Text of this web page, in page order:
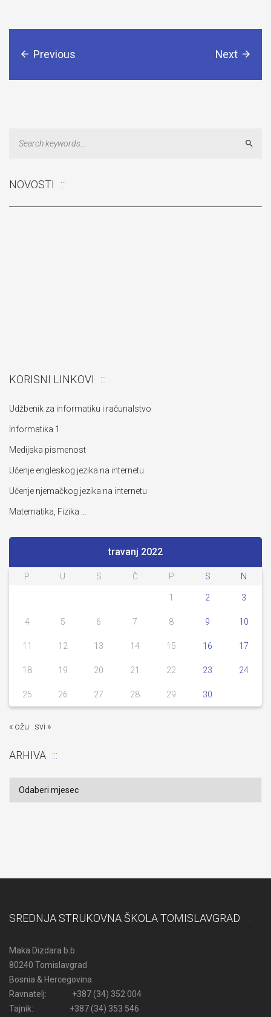
Previous Next
NOVOSTI
KORISNI LINKOVI
Udžbenik za informatiku i računalstvo
Informatika 1
Medijska pismenost
Učenje engleskog jezika na internetu
Učenje njemačkog jezika na internetu
Matematika, Fizika …
travanj 2022
P U S Č P S N
1 2 3
4 5 6 7 8 9 10
11 12 13 14 15 16 17
18 19 20 21 22 23 24
25 26 27 28 29 30
« ožu svi »
ARHIVA
SREDNJA STRUKOVNA ŠKOLA TOMISLAVGRAD
Maka Dizdara b.b.
80240 Tomislavgrad
Bosnia & Hercegovina
Ravnatelj: +387 (34) 352 004
Tajnik: +387 (34) 353 546